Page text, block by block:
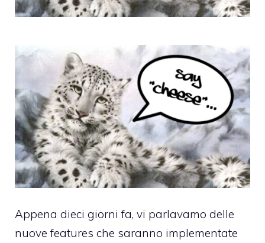
Appena dieci giorni fa, vi parlavamo delle
nuove features che saranno implementate